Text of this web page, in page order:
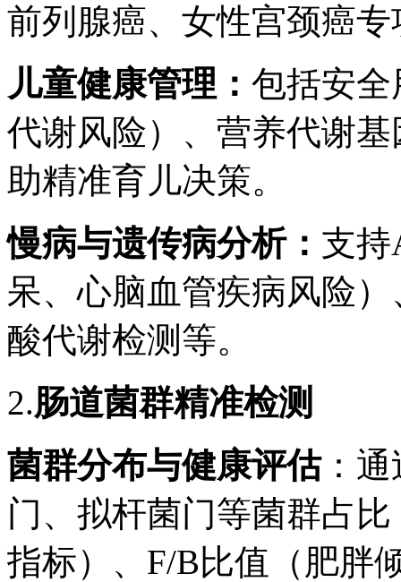
前列腺癌、女性宫颈癌
儿童健康管理 ： 包括安
代谢风险）、营养代谢
助精准育儿决策。
慢病与遗传病分析： 支持
呆、心脑血管疾病风险
酸代谢检测等。
2.肠道菌群精准检测
菌群分布与健康评估：通
门、拟杆菌门等菌群占
指标）、 F/B比值（肥胖